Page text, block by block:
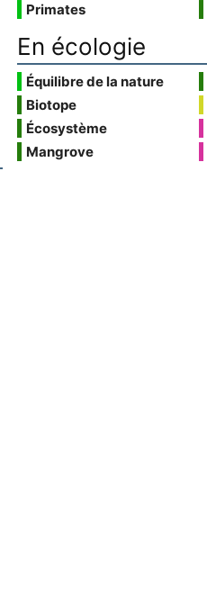
Primates
En écologie
Équilibre de la nature
Biotope
Écosystème
Mangrove